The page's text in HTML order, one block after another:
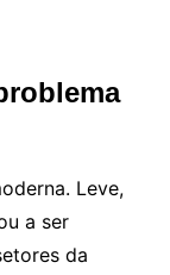
Leve,
a ser
da